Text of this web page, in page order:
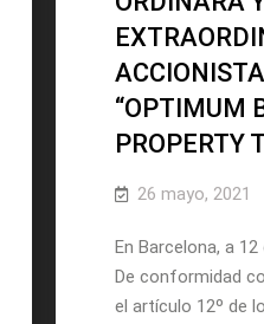
“OPTIMUM
PROPERTY
26 mayo, 2021
En Barcelona, a
De conformidad
el artículo 12º de